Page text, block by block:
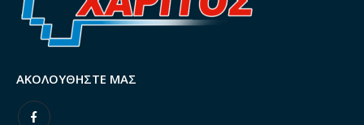
ΑΚΟΛΟΥΘΉΣΤΕ ΜΑΣ